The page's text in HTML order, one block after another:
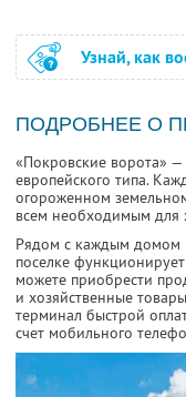
Узнай, как
ПОДРОБНЕЕ О
«Покровские ворота»
европейского типа.
огороженном
всем необходимым для
Рядом с каждым домом
поселке
можете приобрести
и хозяйственные
терминал быстрой
счет мобильного